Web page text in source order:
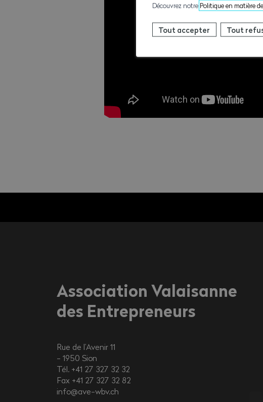
Association Valaisanne
des Entrepreneurs
Rue de l’Avenir 11
1950 Sion
Tél. +41 27 327 32 32
Fax +41 27 327 32 82
info@ave-wbv.ch
Découvrez notre Politique en matière
Tout accepter Tout